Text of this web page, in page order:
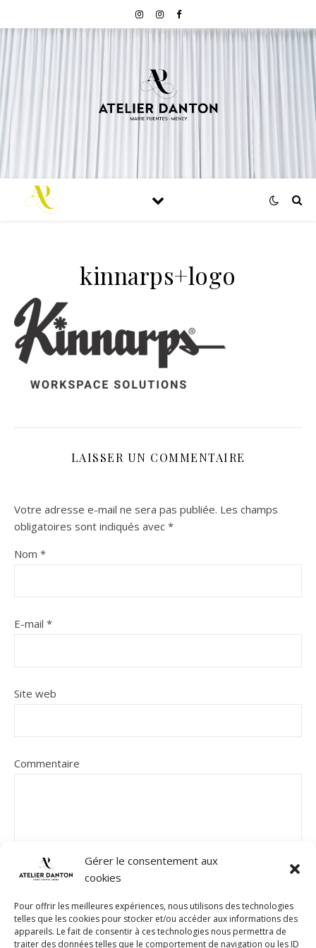
Gérer le consentement aux
cookies
Pour offrir les meilleures expériences, nous utilisons des technologies
telles que les cookies pour stocker et/ou accéder aux informations des
appareils. Le fait de consentir à ces technologies nous permettra de
traiter des données telles que le comportement de navigation ou les ID
kinnarps+logo
LAISSER UN COMMENTAIRE
Votre adresse e-mail ne sera pas publiée. Les champs
obligatoires sont indiqués avec *
Nom *
E-mail *
Site web
Commentaire